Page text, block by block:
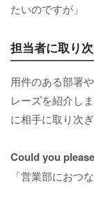
たいのですが」
担当者に取り
用件のある部署
レーズを紹介し
に相手に取り次
Could you
「営業部におつ